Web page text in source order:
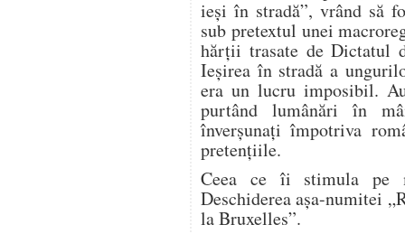
ieşi în stradă”, vrând să
sub pretextul unei
hărţii trasate de Dictatul
Ieşirea în stradă a
era un lucru imposibil.
purtând lumânări în
înverşunaţi împotriva
pretenţiile.
Ceea ce îi stimula pe
Deschiderea aşa-numitei
la Bruxelles”.